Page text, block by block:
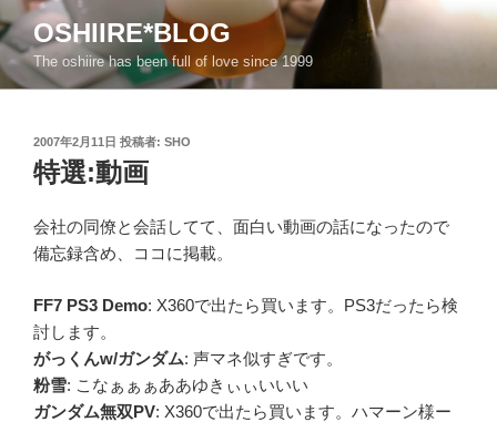
ン
テ
ン
OSHIIRE*BLOG
The oshiire has been full of love since 1999
投
稿
日:
2007年2月11日 投稿者: SHO
特選:動画
会社の同僚と会話してて、面白い動画の話になったので
備忘録含め、ココに掲載。
FF7 PS3 Demo: X360で出たら買います。PS3だったら検
討します。
がっくんw/ガンダム: 声マネ似すぎです。
粉雪: こなぁぁぁああゆきぃぃいいい
ガンダム無双PV: X360で出たら買います。ハマーン様ー